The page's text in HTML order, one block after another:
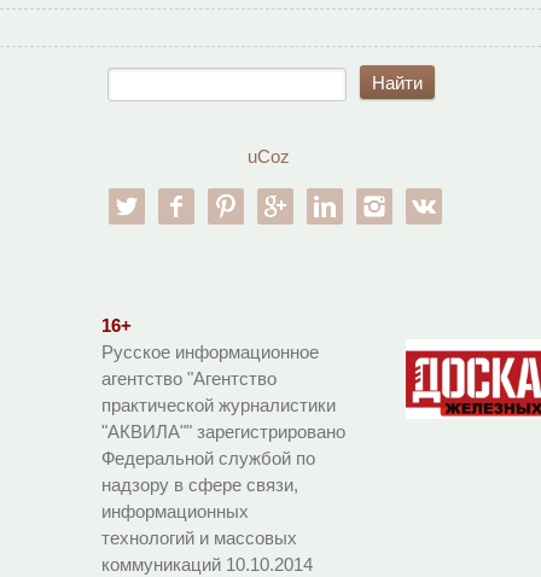
uCoz
twitter facebookpinterestgoogle-pllinkedin instagram
16+
Русское информационное
агентство "Агентство
практической журналистики
"АКВИЛА"" зарегистрировано
Федеральной службой по
надзору в сфере связи,
информационных
технологий и массовых
коммуникаций 10.10.2014